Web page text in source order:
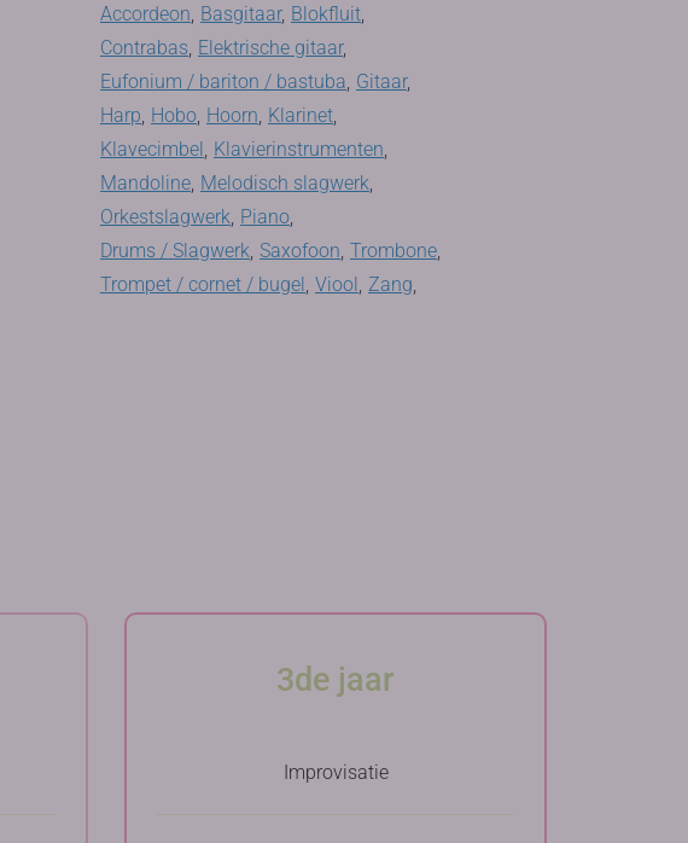
Accordeon, Basgitaar, Blokfluit,
Contrabas, Elektrische gitaar,
Eufonium / bariton / bastuba, Gitaar,
Harp, Hobo, Hoorn, Klarinet,
Klavecimbel, Klavierinstrumenten,
Mandoline, Melodisch slagwerk,
Orkestslagwerk, Piano,
Drums / Slagwerk, Saxofoon, Trombone,
Trompet / cornet / bugel, Viool, Zang,
3de jaar
Improvisatie